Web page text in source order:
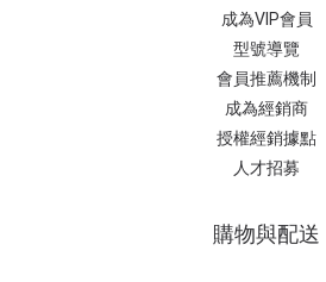
成為VIP會員
型號導覽
會員推薦機制
成為經銷商
授權經銷據點
人才招募
購物與配送